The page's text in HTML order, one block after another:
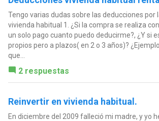
Tengo varias dudas sobre las deducciones por
vivienda habitual 1. ¿Si la compra se realiza
un solo pago cuanto puedo deducirme?, ¿Y si
propios pero a plazos( en 2 o 3 años)?
que...
2 respuestas
Reinvertir en vivienda habitual.
En diciembre del 2009 falleció mi madre, y yo